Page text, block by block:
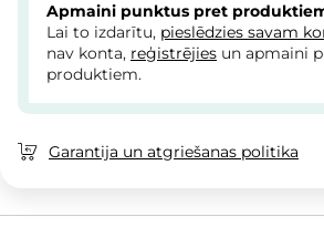
Apmaini punktus pret
Lai to izdarītu, pieslēdzies savam
nav konta, reģistrējies un apmaini
produktiem.
Garantija un atgriešanas politika